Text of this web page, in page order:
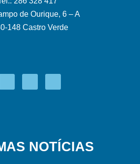
de Ourique, 6 – A
148 Castro Verde
NOTÍCIAS